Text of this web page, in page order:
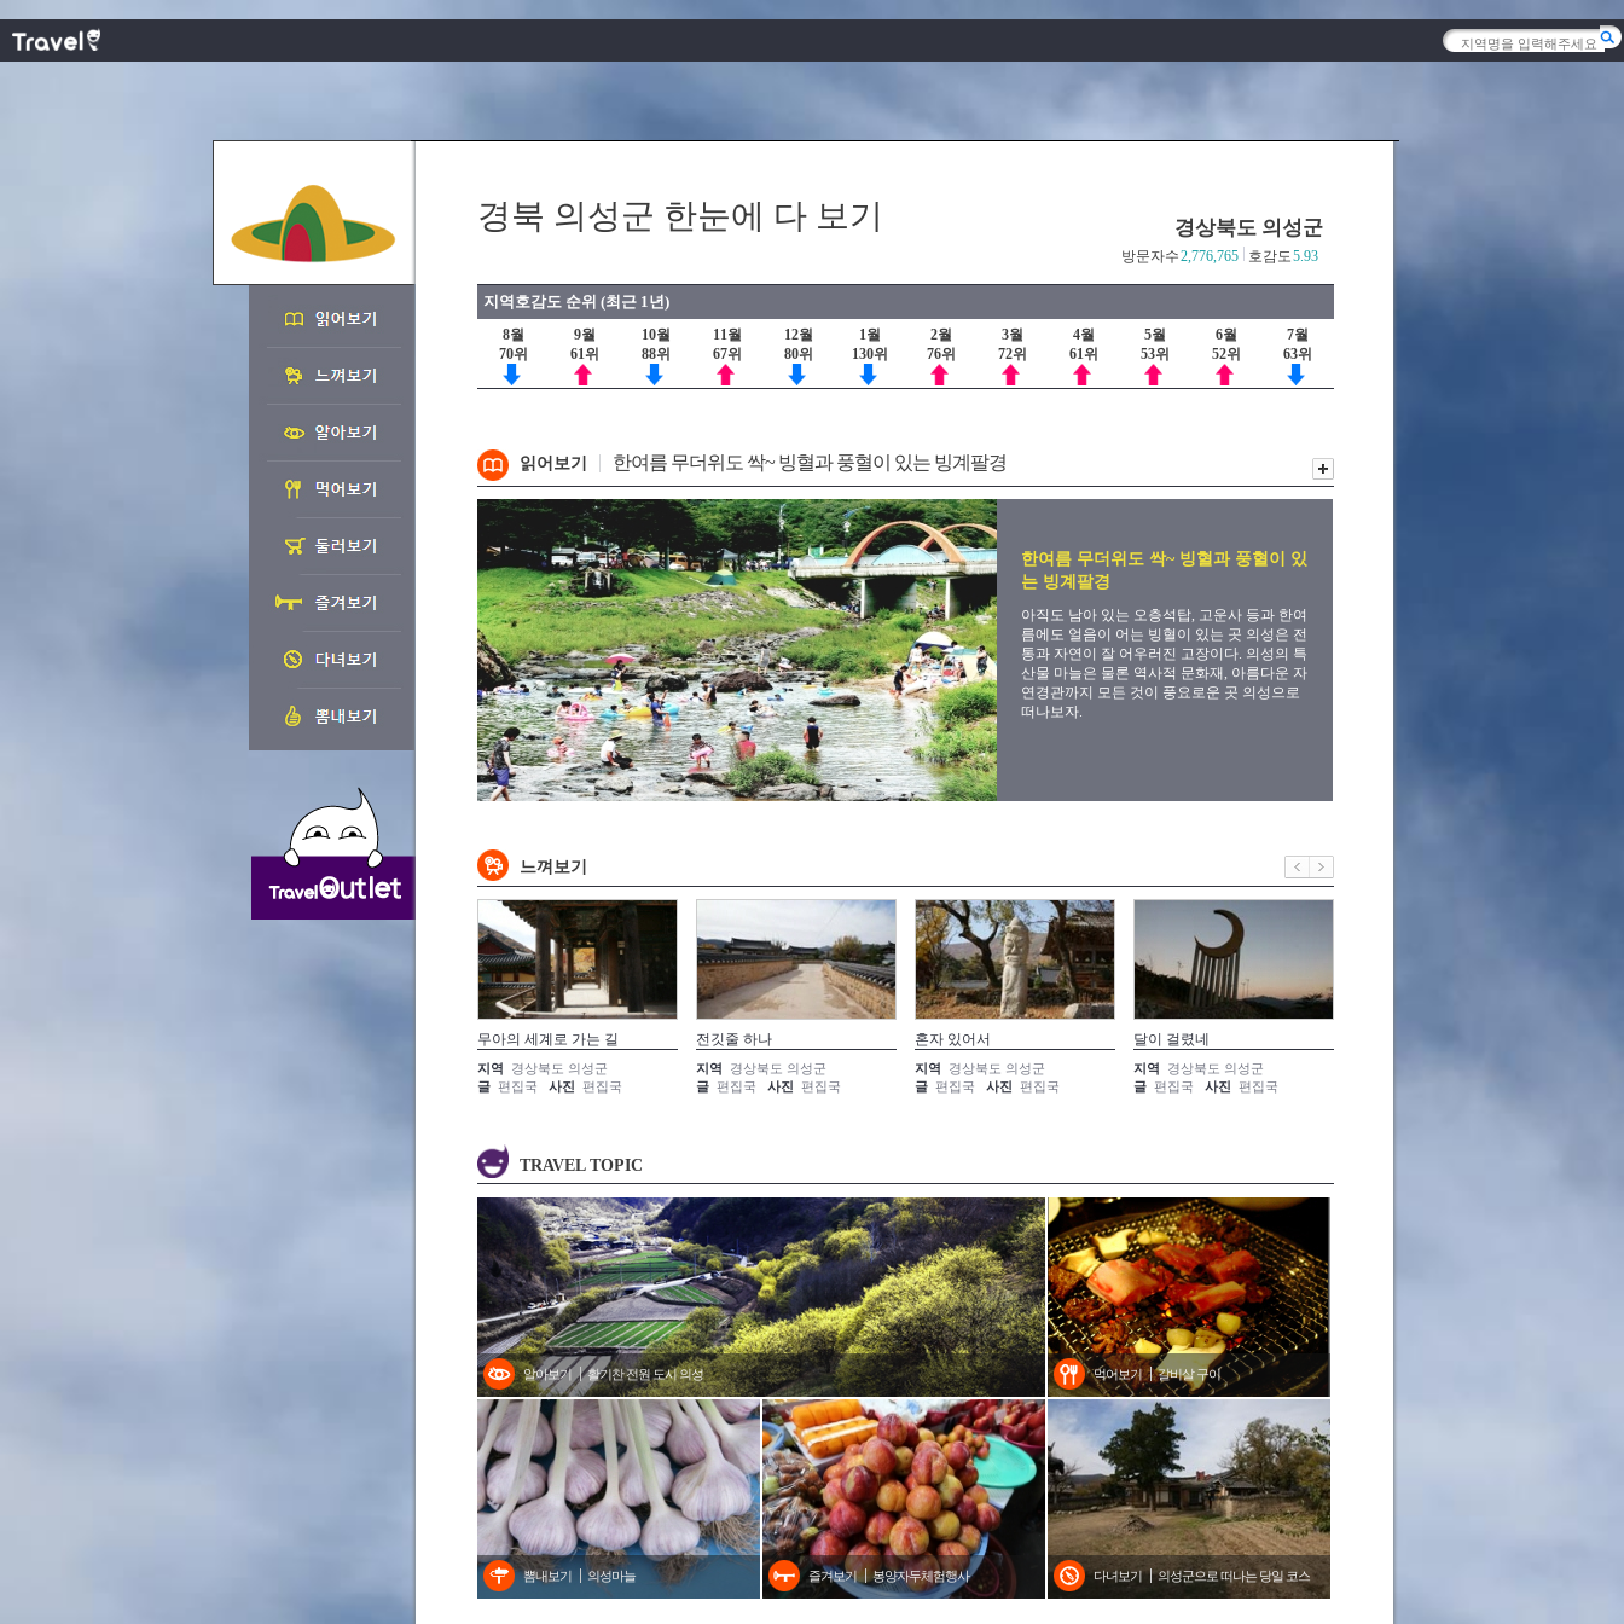
경북 의성군 한눈에 다 보기 경상북도 의성군
호감도5.93
방문자수2,776,765
지역호감도 순위 (최근 1년)
8월
70위
9월
61위
10월
88위
11월
67위
12월
80위
1월
130위
2월
76위
3월
72위
4월
61위
5월
53위
6월
52위
7월
63위
읽어보기 한여름 무더위도 싹~ 빙혈과 풍혈이 있는 빙계팔경
한여름 무더위도 싹~ 빙혈과 풍혈이 있
는 빙계팔경
아직도 남아 있는 오층석탑, 고운사 등과 한여
름에도 얼음이 어는 빙혈이 있는 곳 의성은 전
통과 자연이 잘 어우러진 고장이다. 의성의 특
산물 마늘은 물론 역사적 문화재, 아름다운 자
연경관까지 모든 것이 풍요로운 곳 의성으로
떠나보자.
느껴보기
무아의 세계로 가는 길
지역
경상북도 의성군
글 편집국 사진 편집국
전깃줄 하나
지역
경상북도 의성군
글 편집국 사진 편집국
혼자 있어서
지역
경상북도 의성군
글 편집국 사진 편집국
달이 걸렸네
지역
경상북도 의성군
글 편집국 사진 편집국
TRAVEL TOPIC
즐겨보기 봉양자두체험행사
뽐내보기 의성마늘 다녀보기 의성군으로 떠나는 당일 코스
알아보기 활기찬 전원 도시 의성 먹어보기 갈비살 구이